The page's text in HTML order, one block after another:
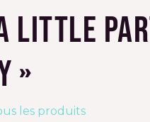
A little
»
les produits